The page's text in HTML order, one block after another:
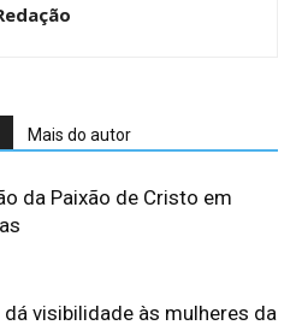
Mais do autor
da Paixão de Cristo em
visibilidade às mulheres da